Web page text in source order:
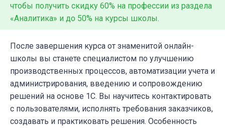
чтобы получить скидку 60% на профессии из раздела
«Аналитика» и до 50% на курсы школы.
После завершения курса от знаменитой онлайн-
школы вы станете специалистом по улучшению
производственных процессов, автоматизации учета и
администрирования, введению и сопровождению
решений на основе 1С. Вы научитесь контактировать
с пользователями, исполнять требования заказчиков,
создавать и практиковать решения. Особенность